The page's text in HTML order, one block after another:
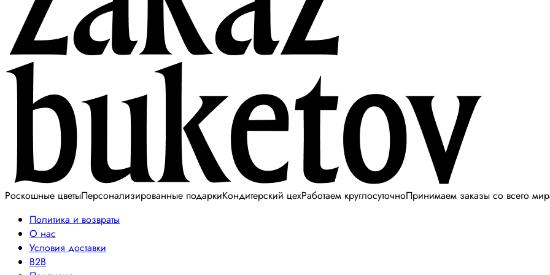
Роскошные цветыПерсонализированные подаркиКондитерский цехРаботаем круглосуточноПринимаем заказы со всего
Политика и возвраты
О нас
Условия доставки
B2B